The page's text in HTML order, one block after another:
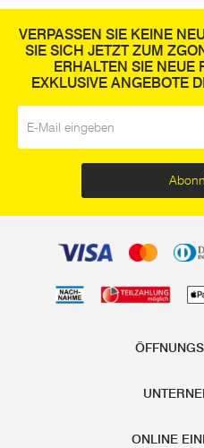
VERPASSEN SIE KEINE
SIE SICH JETZT ZUM
ERHALTEN SIE NEUE
EXKLUSIVE ANGEBOTE
ONLINE